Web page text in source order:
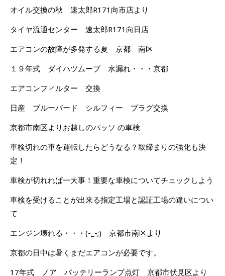
オイル交換の秋 速太郎R171向市店より
タイヤ流通センター 速太郎R171向日店
エアコンの故障が多発する夏 京都 南区
１９年式 ダイハツムーブ 水漏れ・・・京都
エアコンフィルター 交換
日産 ブルーバード シルフィー プラグ交換
京都市南区よりお越しのパッソ の車検
車検切れの車を運転したらどうなる？取締まりの強化も決
定！
車検が切れれば一大事！重要な車検についてチェックしよう
車検を受けることが出来る指定工場と認証工場の違いについ
て
エンジン壊れる・・・(-_-;) 京都市南区より
京都の日中は暑くまだエアコンが必要です。
17年式 ノア バッテリーランプ点灯 京都市伏見区より